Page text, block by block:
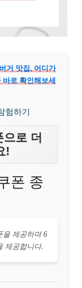
거 맛집, 어디가
로 확인해보세
험하기
로 더
!
폰 종
을 제공하며 6
제공합니다.